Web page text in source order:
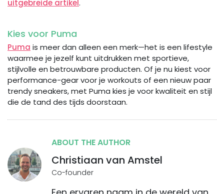
uitgebreide artikel.
Kies voor Puma
Puma is meer dan alleen een merk—het is een lifestyle
waarmee je jezelf kunt uitdrukken met sportieve,
stijlvolle en betrouwbare producten. Of je nu kiest voor
performance-gear voor je workouts of een nieuw paar
trendy sneakers, met Puma kies je voor kwaliteit en stijl
die de tand des tijds doorstaan.
ABOUT THE AUTHOR
Christiaan van Amstel
Co-founder